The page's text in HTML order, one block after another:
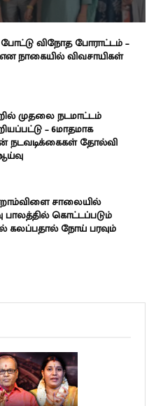
விநோத போராட்டம் –
நாகையில் விவசாயிகள்
முதலை நடமாட்டம்
– 6மாதமாக
நடவடிக்கைகள் தோல்வி
சாலையில்
பாலத்தில் கொட்டப்படும்
கலப்பதால் நோய் பரவும்